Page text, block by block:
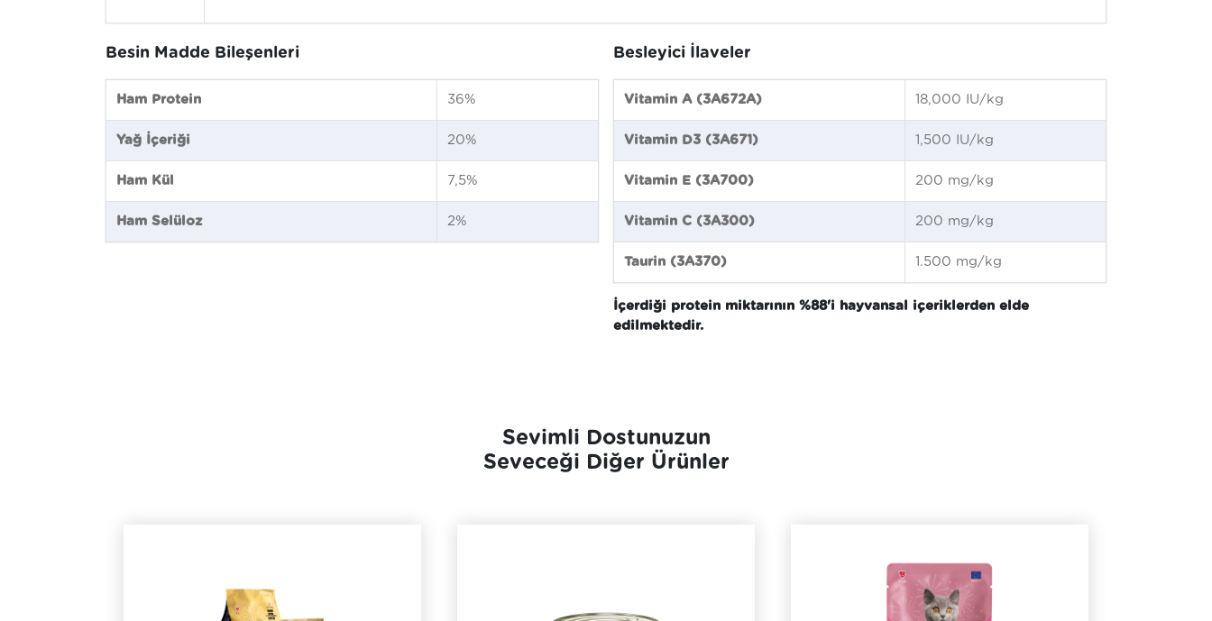
Besin Madde Bileşenleri
Ham Protein 36%
Yağ İçeriği 20%
Ham Kül 7,5%
Ham Selüloz 2%
Besleyici İlaveler
Vitamin A (3A672A) 18,000 IU/kg
Vitamin D3 (3A671) 1,500 IU/kg
Vitamin E (3A700) 200 mg/kg
Vitamin C (3A300) 200 mg/kg
Taurin (3A370) 1.500 mg/kg
İçerdiği protein miktarının %88'i hayvansal içeriklerden elde
edilmektedir.
Sevimli Dostunuzun
Seveceği Diğer Ürünler